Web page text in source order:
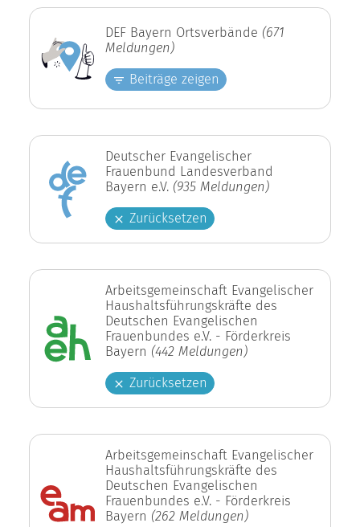
DEF Bayern Ortsverbände (671
Meldungen)
Beiträge zeigen
Deutscher Evangelischer
Frauenbund Landesverband
Bayern e.V. (935 Meldungen)
Zurücksetzen
Arbeitsgemeinschaft Evangelischer
Haushaltsführungskräfte des
Deutschen Evangelischen
Frauenbundes e.V. - Förderkreis
Bayern (442 Meldungen)
Zurücksetzen
Arbeitsgemeinschaft Evangelischer
Haushaltsführungskräfte des
Deutschen Evangelischen
Frauenbundes e.V. - Förderkreis
Bayern (262 Meldungen)